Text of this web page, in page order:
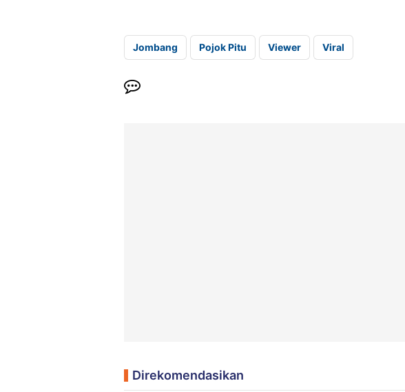
Jombang Pojok Pitu Viewer Viral
Direkomendasikan